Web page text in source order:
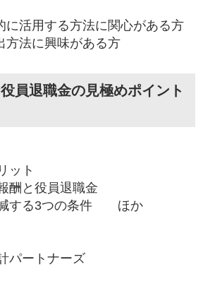
に活用する方法に関心がある方
方法に興味がある方
員退職金の見極めポイント
ット
酬と役員退職金
減する3つの条件 ほか
パートナーズ